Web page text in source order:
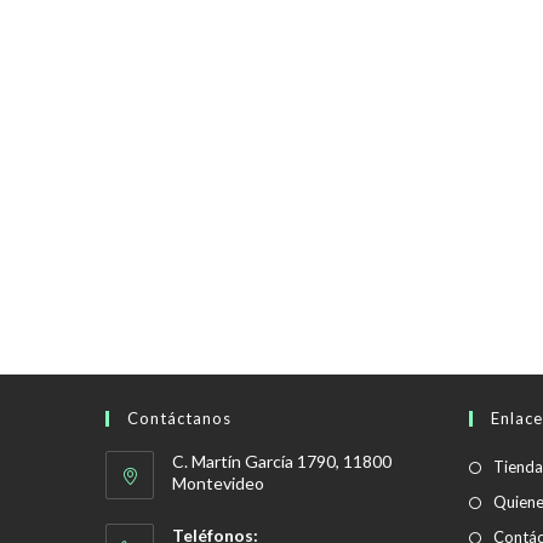
Contáctanos
C. Martín García 1790, 11800
Montevideo
Teléfonos:
Tienda